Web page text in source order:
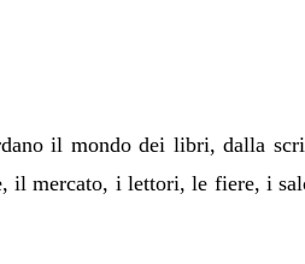
il mondo dei libri, dalla
il mercato, i lettori, le fiere, i